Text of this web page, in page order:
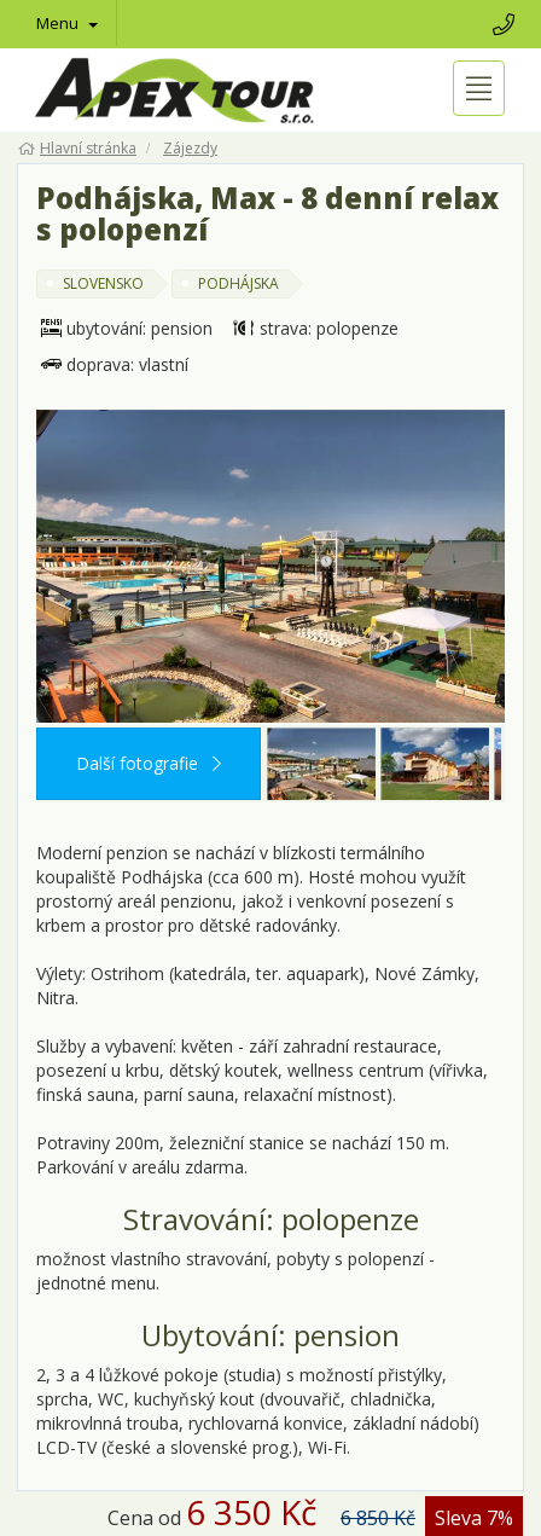
Menu
Hlavní stránka Zájezdy
Podhájska, Max - 8 denní relax
s polopenzí
SLOVENSKO PODHÁJSKA
ubytování: pension
strava: polopenze
doprava: vlastní
Další fotografie
Moderní penzion se nachází v blízkosti termálního
koupaliště Podhájska (cca 600 m). Hosté mohou využít
prostorný areál penzionu, jakož i venkovní posezení s
krbem a prostor pro dětské radovánky.
Výlety: Ostrihom (katedrála, ter. aquapark), Nové Zámky,
Nitra.
Služby a vybavení: květen - září zahradní restaurace,
posezení u krbu, dětský koutek, wellness centrum (vířivka,
finská sauna, parní sauna, relaxační místnost).
Potraviny 200m, železniční stanice se nachází 150 m.
Parkování v areálu zdarma.
Stravování: polopenze
možnost vlastního stravování, pobyty s polopenzí -
jednotné menu.
Ubytování: pension
2, 3 a 4 lůžkové pokoje (studia) s možností přistýlky,
sprcha, WC, kuchyňský kout (dvouvařič, chladnička,
mikrovlnná trouba, rychlovarná konvice, základní nádobí)
LCD-TV (české a slovenské prog.), Wi-Fi.
Cena od 6 350 Kč 6 850 Kč Sleva 7%